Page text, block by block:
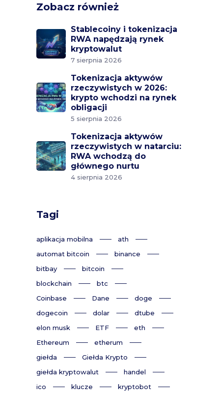
Zobacz również
Stablecoiny i tokenizacja
RWA napędzają rynek
kryptowalut
7 sierpnia 2026
Tokenizacja aktywów
rzeczywistych w 2026:
krypto wchodzi na rynek
obligacji
5 sierpnia 2026
Tokenizacja aktywów
rzeczywistych w natarciu:
RWA wchodzą do
głównego nurtu
4 sierpnia 2026
Tagi
aplikacja mobilna
ath
automat bitcoin
binance
bitbay
bitcoin
blockchain
btc
Coinbase
Dane
doge
dogecoin
dolar
dtube
elon musk
ETF
eth
Ethereum
etherum
giełda
Giełda Krypto
giełda kryptowalut
handel
ico
klucze kryptobot